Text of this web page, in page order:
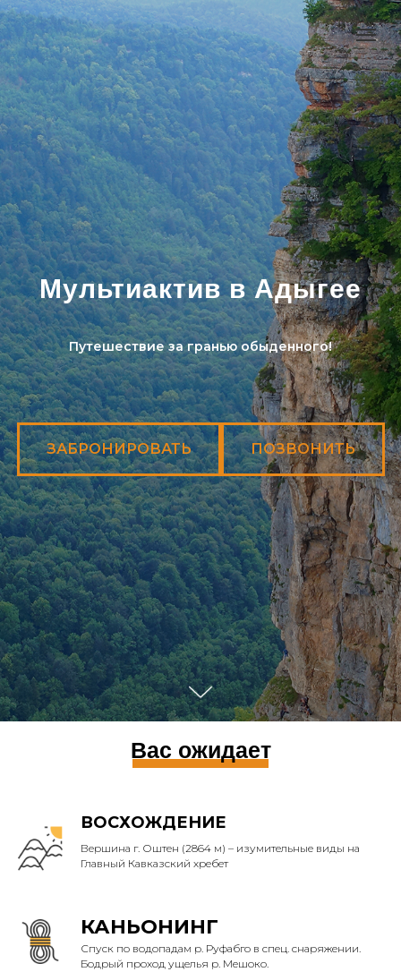
Мультиактив в Адыгее
Путешествие за гранью обыденного!
ЗАБРОНИРОВАТЬ ПОЗВОНИТЬ
Вас ожидает
ВОСХОЖДЕНИЕ
Вершина г. Оштен (2864 м) – изумительные виды на
Главный Кавказский хребет
КАНЬОНИНГ
Спуск по водопадам р. Руфабго в спец. снаряжении.
Бодрый проход ущелья р. Мешоко.